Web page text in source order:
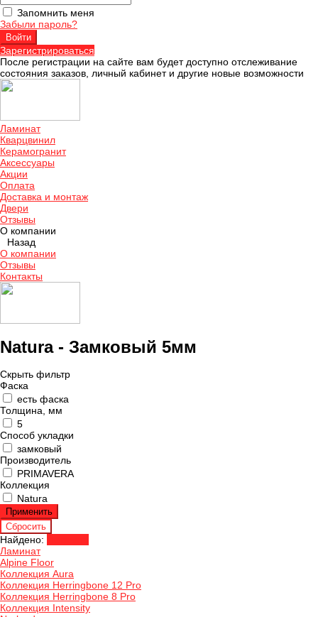
Запомнить меня
Забыли пароль?
Зарегистрироваться
После регистрации на сайте вам будет доступно отслеживание
состояния заказов, личный кабинет и другие новые возможности
Ламинат
Кварцвинил
Керамогранит
Аксессуары
Акции
Оплата
Доставка и монтаж
Двери
Отзывы
О компании
Назад
О компании
Отзывы
Контакты
Natura - Замковый 5мм
Скрыть фильтр
Фаска
есть фаска
Толщина, мм
5
Способ укладки
замковый
Производитель
PRIMAVERA
Коллекция
Natura
Найдено:
Ламинат
Alpine Floor
Коллекция Aura
Коллекция Herringbone 12 Pro
Коллекция Herringbone 8 Pro
Коллекция Intensity